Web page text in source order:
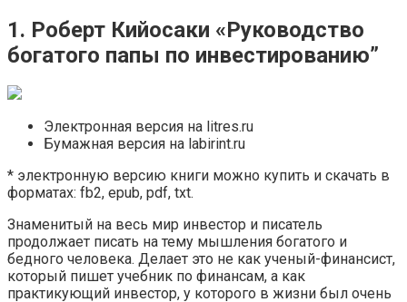
1. Роберт Кийосаки «Руководство
богатого папы по инвестированию”
Электронная версия на litres.ru
Бумажная версия на labirint.ru
* электронную версию книги можно купить и скачать в
форматах: fb2, epub, pdf, txt.
Знаменитый на весь мир инвестор и писатель
продолжает писать на тему мышления богатого и
бедного человека. Делает это не как ученый-финансист,
который пишет учебник по финансам, а как
практикующий инвестор, у которого в жизни был очень